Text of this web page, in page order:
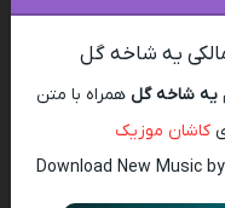
یه شاخه گل
یه شاخه گل همراه با متن
کاشان موزیک
Download New Music